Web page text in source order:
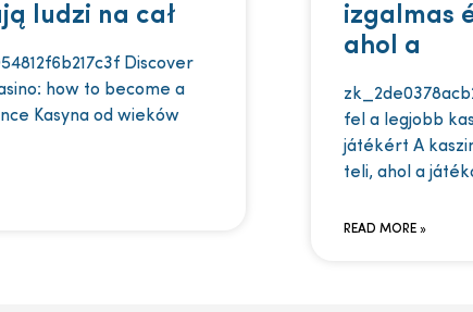
ludzi na cał
Discover
how to become a
Kasyna od wieków
izgalmas
ahol a
fel a legjobb
játékért A
teli, ahol a
READ MORE »